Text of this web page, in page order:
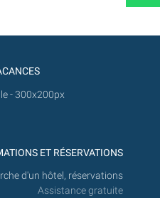
ET RÉSERVATIONS
d'un hôtel, réservations
Assistance gratuite